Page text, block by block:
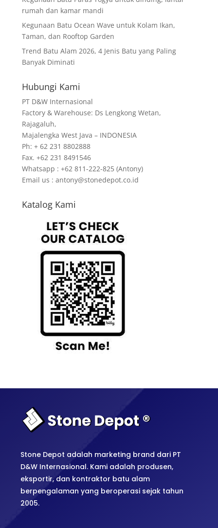
rumah dan kamar mandi
Kegunaan Batu Ocean Wave untuk Kolam Ikan,
Taman, dan Rooftop Garden
Trend Batu Alam 2026, 4 Jenis Batu yang Paling
Banyak Diminati
Hubungi Kami
PT D&W Internasional
Factory & Warehouse: Ds Lengkong Wetan,
Rajagaluh,
Majalengka West Java – INDONESIA
Ph: + 62 231 8802888
Fax. +62 231 8491546
Whatsapp : +62 811-222-825 (Antony)
Email us : antony@stonedepot.co.id
Katalog Kami
Stone Depot adalah marketing brand dari PT
D&W Internasional. Kami adalah produsen,
eksportir, dan kontraktor batu alam
berpengalaman yang beroperasi sejak tahun
2005.